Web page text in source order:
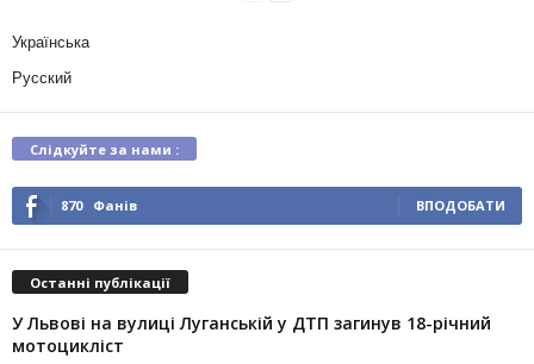
Українська
Русский
Слідкуйте за нами :
870 Фанів ВПОДОБАТИ
Останні публікації
У Львові на вулиці Луганській у ДТП загинув 18-річний
мотоцикліст